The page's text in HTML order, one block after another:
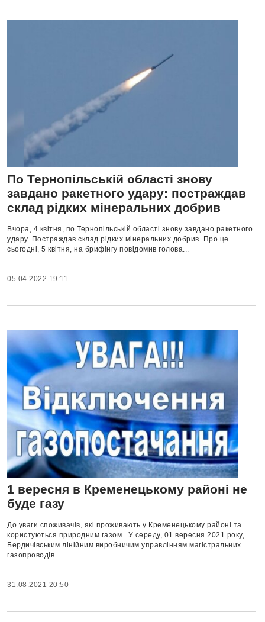
По Тернопільській області знову
завдано ракетного удару: постраждав
склад рідких мінеральних добрив
Вчора, 4 квітня, по Тернопільській області знову завдано ракетного
удару. Постраждав склад рідких мінеральних добрив. Про це
сьогодні, 5 квітня, на брифінгу повідомив голова...
05.04.2022 19:11
1 вересня в Кременецькому районі не
буде газу
До уваги споживачів, які проживають у Кременецькому районі та
користуються природним газом. У середу, 01 вересня 2021 року,
Бердичівським лінійним виробничим управлінням магістральних
газопроводів...
31.08.2021 20:50